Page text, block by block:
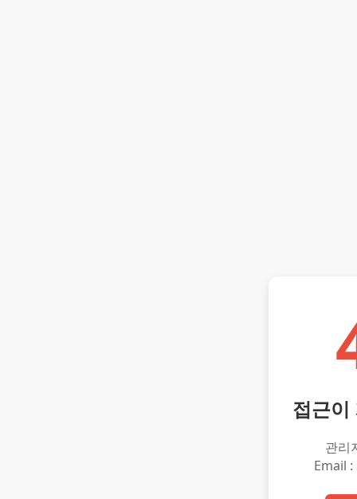
접근이
관리
Email